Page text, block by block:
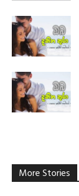
More Stories